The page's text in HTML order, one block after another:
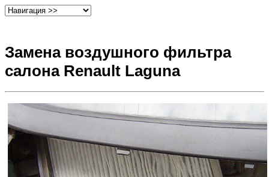
Замена воздушного фильтра
салона Renault Laguna